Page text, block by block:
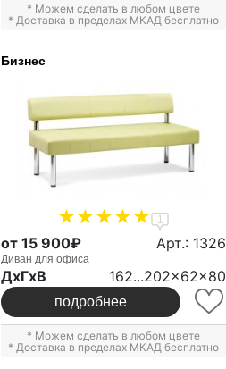
* Можем сделать в любом цвете
* Доставка в пределах МКАД бесплатно
Бизнес
1
от 15 900₽ Арт.: 1326
Диван для офиса
ДxГxВ 162...202x62x80
подробнее
* Можем сделать в любом цвете
* Доставка в пределах МКАД бесплатно